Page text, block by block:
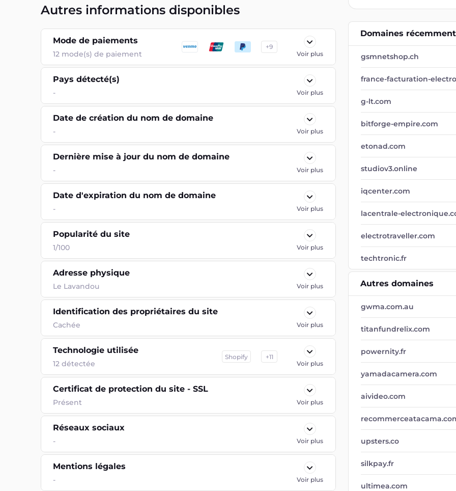
Autres informations disponibles
Mode de paiements
12 mode(s) de paiement
+9
Voir plus
Pays détecté(s)
- Voir plus
Date de création du nom de domaine
- Voir plus
Dernière mise à jour du nom de domaine
- Voir plus
Date d'expiration du nom de domaine
- Voir plus
Popularité du site
1/100 Voir plus
Adresse physique
Le Lavandou Voir plus
Identification des propriétaires du site
Cachée Voir plus
Technologie utilisée
12 détectée
Shopify +11
Voir plus
Certificat de protection du site - SSL
Présent Voir plus
Réseaux sociaux
- Voir plus
Mentions légales
- Voir plus
Domaines
gsmnetshop.ch
france-facturation-
g-lt.com
bitforge-empire.com
etonad.com
studiov3.online
iqcenter.com
lacentrale-
electrotraveller.com
techtronic.fr
Autres domaines
gwma.com.au
titanfundrelix.com
powernity.fr
yamadacamera.com
aivideo.com
upsters.co
silkpay.fr
ultimea.com